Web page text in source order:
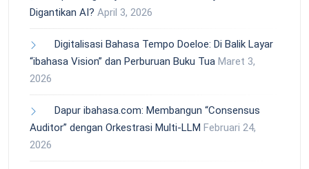
Digantikan AI? April 3, 2026
Digitalisasi Bahasa Tempo Doeloe: Di Balik Layar
“ibahasa Vision” dan Perburuan Buku Tua Maret 3,
2026
Dapur ibahasa.com: Membangun “Consensus
Auditor” dengan Orkestrasi Multi-LLM Februari 24,
2026